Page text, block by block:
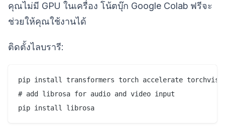
คุณไม่มี GPU ในเครื่อง โน้ตบุ๊ก Google Colab ฟรีจะ
ช่วยให้คุณใช้งานได้
ติดตั้งไลบรารี:
pip install transformers torch accelerate
# add librosa for audio and video input